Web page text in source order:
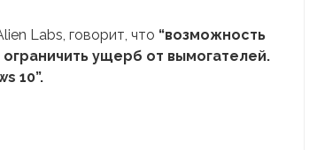
Labs, говорит, что “возможность
ущерб от вымогателей.
10”.